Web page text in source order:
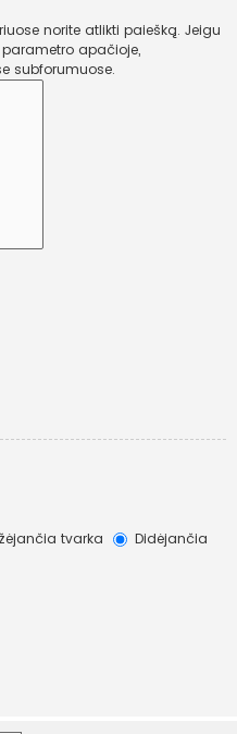
norite atlikti paiešką. Jeigu
subforumuose.
tvarka
Didėjančia